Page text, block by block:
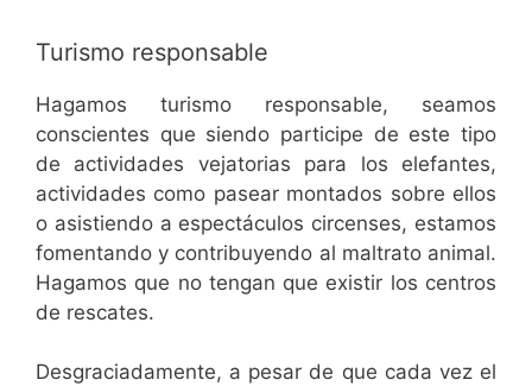
Turismo responsable
Hagamos turismo responsable, seamos
conscientes que siendo participe de este tipo
de actividades vejatorias para los elefantes,
actividades como pasear montados sobre ellos
o asistiendo a espectáculos circenses, estamos
fomentando y contribuyendo al maltrato animal.
Hagamos que no tengan que existir los centros
de rescates.
Desgraciadamente, a pesar de que cada vez el